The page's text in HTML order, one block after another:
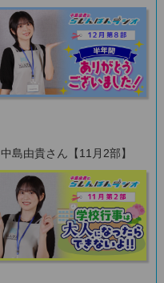
中島由貴さん【11月2部】